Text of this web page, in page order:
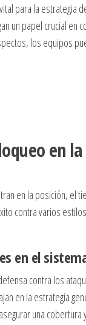
para la estrategia
un papel crucial en
los equipos
en
en la posición, el
contra varios
en el
contra los
en la estrategia
una cobertura